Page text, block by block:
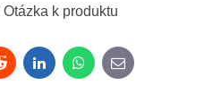
Otázka k produktu
LinkedInWhatsApp
E-mail